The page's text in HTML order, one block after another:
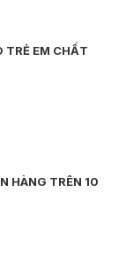
TRẺ EM CHẤT
HÀNG TRÊN 10